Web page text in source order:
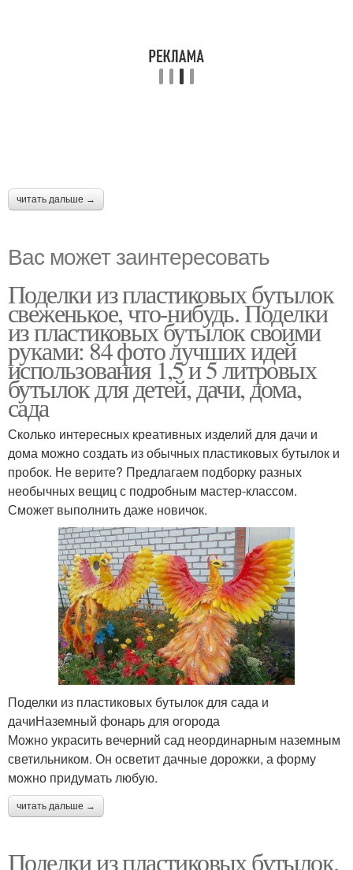
читать дальше →
Вас может заинтересовать
Поделки из пластиковых бутылок
свеженькое, что-нибудь. Поделки
из пластиковых бутылок своими
руками: 84 фото лучших идей
использования 1,5 и 5 литровых
бутылок для детей, дачи, дома,
сада
Сколько интересных креативных изделий для дачи и
дома можно создать из обычных пластиковых бутылок и
пробок. Не верите? Предлагаем подборку разных
необычных вещиц с подробным мастер-классом.
Сможет выполнить даже новичок.
Поделки из пластиковых бутылок для сада и
дачиНаземный фонарь для огорода
Можно украсить вечерний сад неординарным наземным
светильником. Он осветит дачные дорожки, а форму
можно придумать любую.
читать дальше →
Поделки из пластиковых бутылок.